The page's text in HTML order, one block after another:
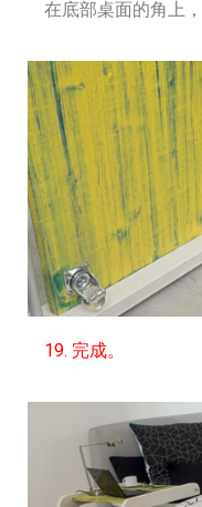
在底部桌面的角上
19. 完成。